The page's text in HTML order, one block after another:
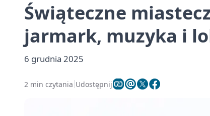
Świąteczne
jarmark, muzyka i
6 grudnia 2025
2 min czytania Udostępnij